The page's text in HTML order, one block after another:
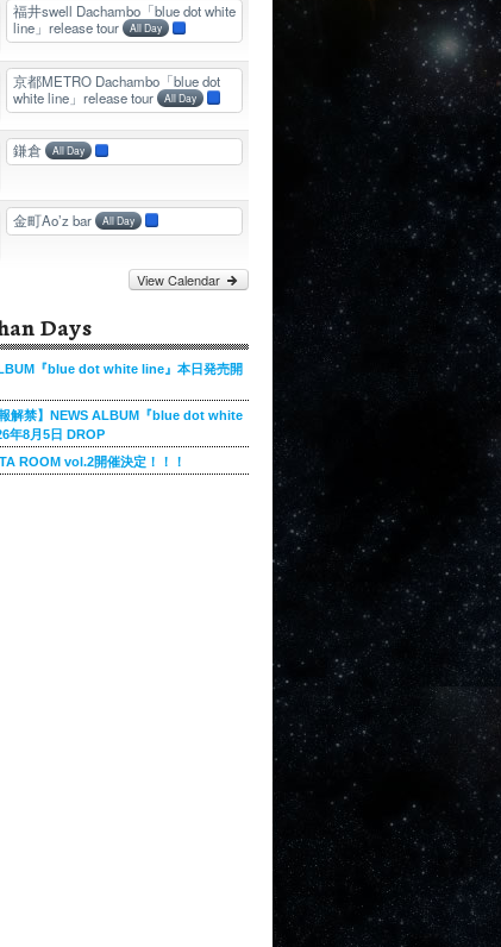
福井swell Dachambo「blue dot white
line」release tour All Day
京都METRO Dachambo「blue dot
white line」release tour All Day
鎌倉 All Day
金町Ao’z bar All Day
View Calendar
Days
『blue dot white line』本日発売開
報解禁】NEWS ALBUM『blue dot white
年8月5日 DROP
ROOM vol.2開催決定！！！